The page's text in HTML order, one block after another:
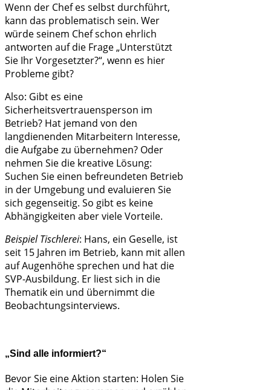
Wenn der Chef es selbst durchführt,
kann das problematisch sein. Wer
würde seinem Chef schon ehrlich
antworten auf die Frage „Unterstützt
Sie Ihr Vorgesetzter?“, wenn es hier
Probleme gibt?
Also: Gibt es eine
Sicherheitsvertrauensperson im
Betrieb? Hat jemand von den
langdienenden Mitarbeitern Interesse,
die Aufgabe zu übernehmen? Oder
nehmen Sie die kreative Lösung:
Suchen Sie einen befreundeten Betrieb
in der Umgebung und evaluieren Sie
sich gegenseitig. So gibt es keine
Abhängigkeiten aber viele Vorteile.
Beispiel Tischlerei: Hans, ein Geselle, ist
seit 15 Jahren im Betrieb, kann mit allen
auf Augenhöhe sprechen und hat die
SVP-Ausbildung. Er liest sich in die
Thematik ein und übernimmt die
Beobachtungsinterviews.
„Sind alle informiert?“
Bevor Sie eine Aktion starten: Holen Sie